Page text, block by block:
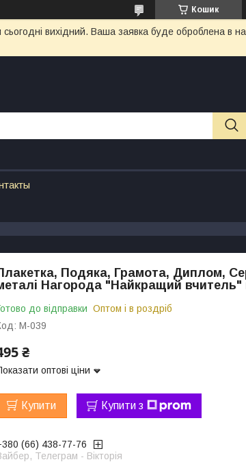
Кошик
вихідний. Ваша заявка буде оброблена в
Подяка, Грамота, Диплом,
Нагорода "Найкращий вчитель"
до відправки Оптом і в роздріб
М-039
₴
оптові ціни
Купити Купити з
(66) 438-77-76
Телеграм - Вікторія